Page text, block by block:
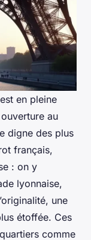
en pleine
au
digne des plus
français,
: on y
lyonnaise,
une
étoffée. Ces
comme